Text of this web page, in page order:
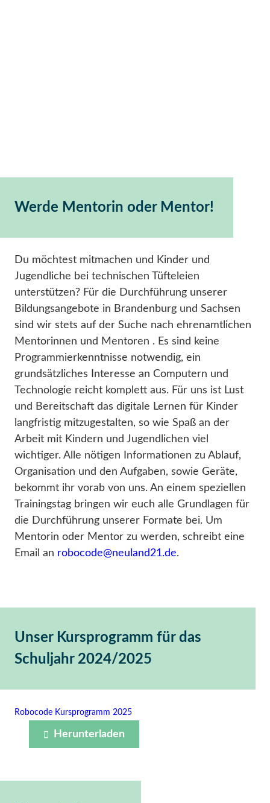
Werde Mentorin oder Mentor!
Du möchtest mitmachen und Kinder und
Jugendliche bei technischen Tüfteleien
unterstützen? Für die Durchführung unserer
Bildungsangebote in Brandenburg und Sachsen
sind wir stets auf der Suche nach ehrenamtlichen
Mentorinnen und Mentoren . Es sind keine
Programmierkenntnisse notwendig, ein
grundsätzliches Interesse an Computern und
Technologie reicht komplett aus. Für uns ist Lust
und Bereitschaft das digitale Lernen für Kinder
langfristig mitzugestalten, so wie Spaß an der
Arbeit mit Kindern und Jugendlichen viel
wichtiger. Alle nötigen Informationen zu Ablauf,
Organisation und den Aufgaben, sowie Geräte,
bekommt ihr vorab von uns. An einem speziellen
Trainingstag bringen wir euch alle Grundlagen für
die Durchführung unserer Formate bei. Um
Mentorin oder Mentor zu werden, schreibt eine
Email an robocode@neuland21.de.
Unser Kursprogramm für das
Schuljahr 2024/2025
Robocode Kursprogramm 2025
Herunterladen